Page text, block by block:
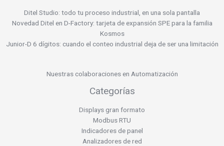
Ditel Studio: todo tu proceso industrial, en una sola pantalla
Novedad Ditel en D-Factory: tarjeta de expansión SPE para la familia
Kosmos
Junior-D 6 dígitos: cuando el conteo industrial deja de ser una limitación
Nuestras colaboraciones en Automatización
Categorías
Displays gran formato
Modbus RTU
Indicadores de panel
Analizadores de red